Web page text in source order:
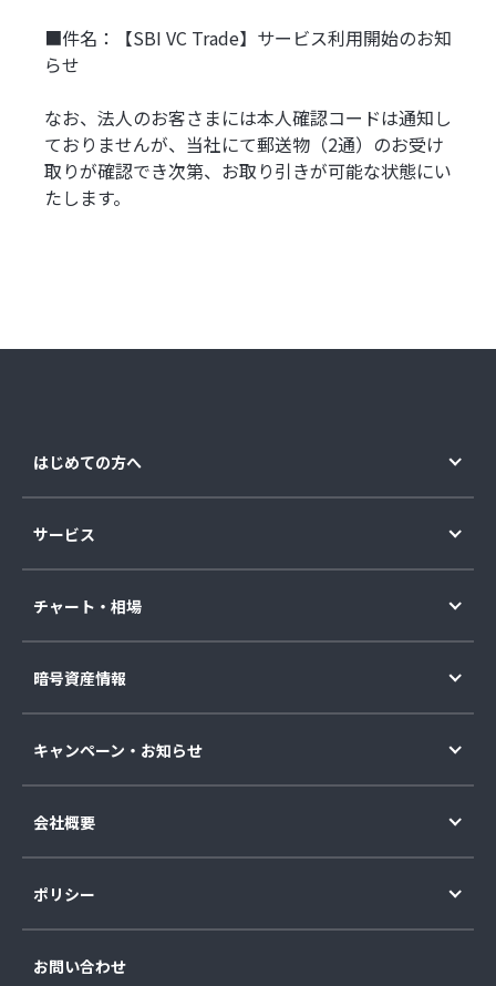
■件名：【SBI VC Trade】サービス利用開始のお知
らせ
なお、法人のお客さまには本人確認コードは通知し
ておりませんが、当社にて郵送物（2通）のお受け
取りが確認でき次第、お取り引きが可能な状態にい
たします。
はじめての方へ
サービス
チャート・相場
暗号資産情報
キャンペーン・お知らせ
会社概要
ポリシー
お問い合わせ